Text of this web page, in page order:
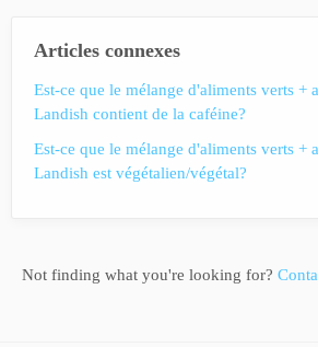
Articles connexes
Est-ce que le mélange d'aliments verts +
Landish contient de la caféine?
Est-ce que le mélange d'aliments verts +
Landish est végétalien/végétal?
Not finding what you're looking for?